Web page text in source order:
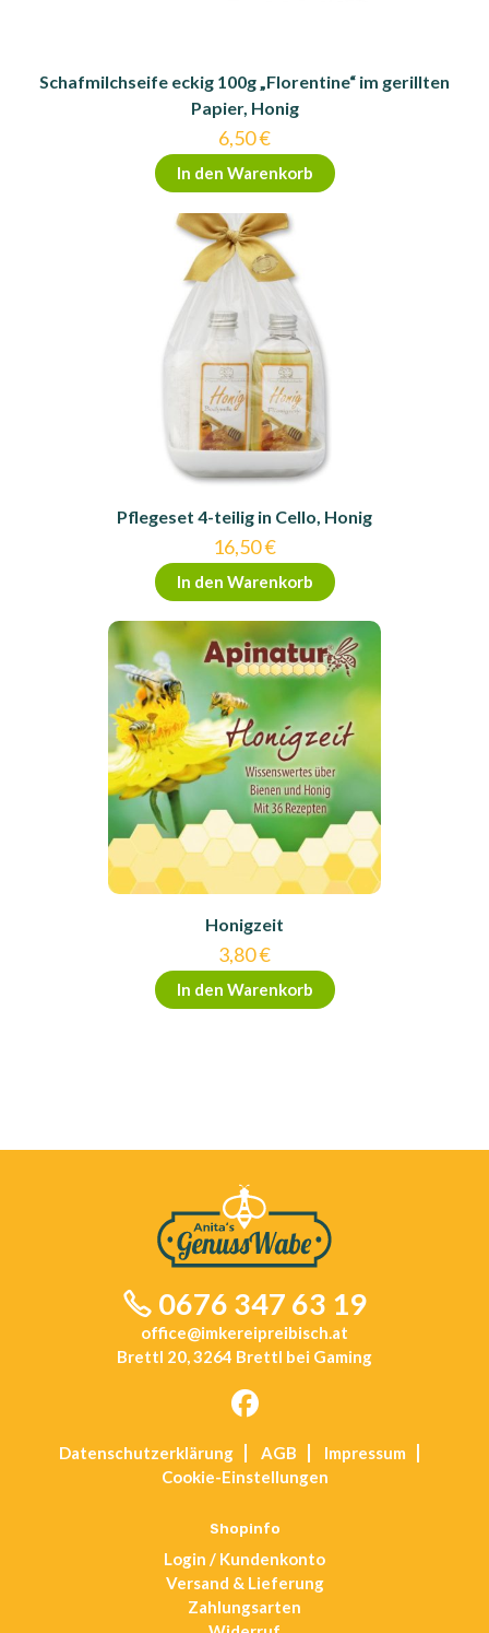
Schafmilchseife eckig 100g „Florentine“ im gerillten
Papier, Honig
6,50€
In den Warenkorb
Pflegeset 4-teilig in Cello, Honig
16,50€
In den Warenkorb
Honigzeit
3,80€
In den Warenkorb
0676 347 63 19
office@imkereipreibisch.at
Brettl 20, 3264 Brettl bei Gaming
a
tab
Datenschutz­erklärung AGB
Impressum
Cookie-Einstellungen
Shopinfo
Login / Kundenkonto
Versand & Lieferung
Zahlungsarten